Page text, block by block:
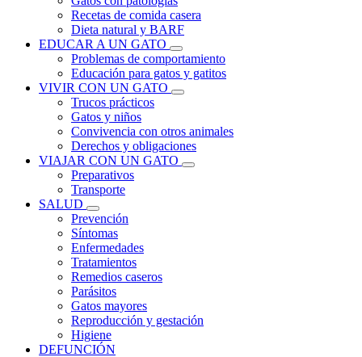
Recetas de comida casera
Dieta natural y BARF
EDUCAR A UN GATO
Problemas de comportamiento
Educación para gatos y gatitos
VIVIR CON UN GATO
Trucos prácticos
Gatos y niños
Convivencia con otros animales
Derechos y obligaciones
VIAJAR CON UN GATO
Preparativos
Transporte
SALUD
Prevención
Síntomas
Enfermedades
Tratamientos
Remedios caseros
Parásitos
Gatos mayores
Reproducción y gestación
Higiene
DEFUNCIÓN